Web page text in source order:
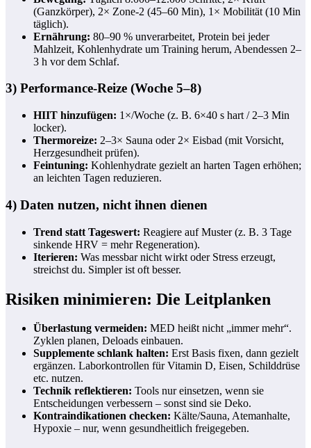
(Ganzkörper), 2× Zone‑2 (45–60 Min), 1× Mobilität (10 Min
täglich).
Ernährung: 80–90 % unverarbeitet, Protein bei jeder
Mahlzeit, Kohlenhydrate um Training herum, Abendessen 2–
3 h vor dem Schlaf.
3) Performance-Reize (Woche 5–8)
HIIT hinzufügen: 1×/Woche (z. B. 6×40 s hart / 2–3 Min
locker).
Thermoreize: 2–3× Sauna oder 2× Eisbad (mit Vorsicht,
Herzgesundheit prüfen).
Feintuning: Kohlenhydrate gezielt an harten Tagen erhöhen;
an leichten Tagen reduzieren.
4) Daten nutzen, nicht ihnen dienen
Trend statt Tageswert: Reagiere auf Muster (z. B. 3 Tage
sinkende HRV = mehr Regeneration).
Iterieren: Was messbar nicht wirkt oder Stress erzeugt,
streichst du. Simpler ist oft besser.
Risiken minimieren: Die Leitplanken
Überlastung vermeiden: MED heißt nicht „immer mehr“.
Zyklen planen, Deloads einbauen.
Supplemente schlank halten: Erst Basis fixen, dann gezielt
ergänzen. Laborkontrollen für Vitamin D, Eisen, Schilddrüse
etc. nutzen.
Technik reflektieren: Tools nur einsetzen, wenn sie
Entscheidungen verbessern – sonst sind sie Deko.
Kontraindikationen checken: Kälte/Sauna, Atemanhalte,
Hypoxie – nur, wenn gesundheitlich freigegeben.